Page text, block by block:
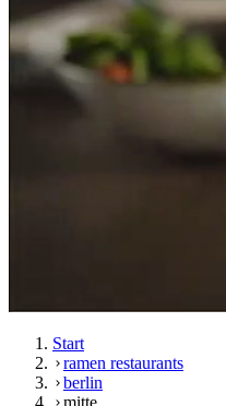
Start
ramen restaurants
berlin
mitte